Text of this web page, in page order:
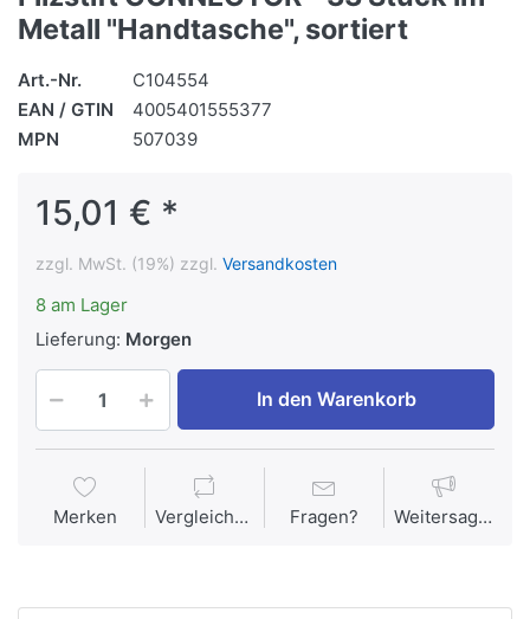
Metall "Handtasche", sortiert
Art.-Nr.
C104554
EAN / GTIN
4005401555377
MPN
507039
15,01 € *
zzgl. MwSt. (19%) zzgl. Versandkosten
8 am Lager
Lieferung: Morgen
In den Warenkorb
Merken Vergleichen Fragen? Weitersagen